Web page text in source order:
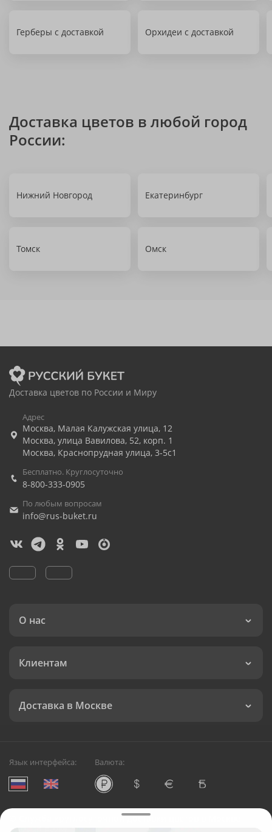
Герберы с доставкой Орхидеи с доставкой
Доставка цветов в любой город
России:
Нижний Новгород Екатеринбург
Томск Омск
Доставка цветов по России и Миру
Адрес
Москва, Малая Калужская улица, 12
Москва, улица Вавилова, 52, корп. 1
Москва, Краснопрудная улица, 3-5с1
Бесплатно. Круглосуточно
8-800-333-0905
По любым вопросам
info@rus-buket.ru
О нас
Клиентам
Доставка в Москве
Язык интерфейса: Валюта:
Служба круглосуточной доставки цветов в Москве